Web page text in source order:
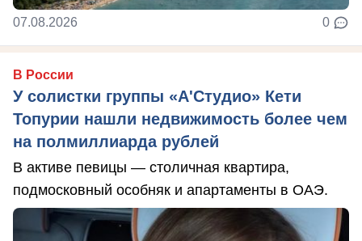
07.08.2026 0
В России
У солистки группы «А'Студио» Кети
Топурии нашли недвижимость более чем
на полмиллиарда рублей
В активе певицы — столичная квартира,
подмосковный особняк и апартаменты в ОАЭ.